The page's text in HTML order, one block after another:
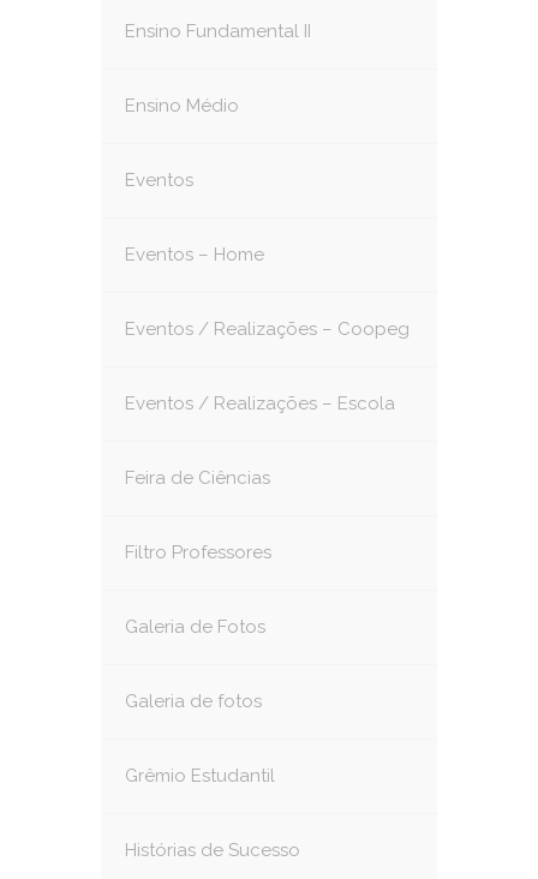
Ensino Fundamental II
Ensino Médio
Eventos
Eventos – Home
Eventos / Realizações – Coopeg
Eventos / Realizações – Escola
Feira de Ciências
Filtro Professores
Galeria de Fotos
Galeria de fotos
Grêmio Estudantil
Histórias de Sucesso